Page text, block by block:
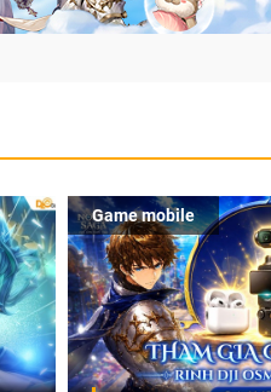
Game mobile